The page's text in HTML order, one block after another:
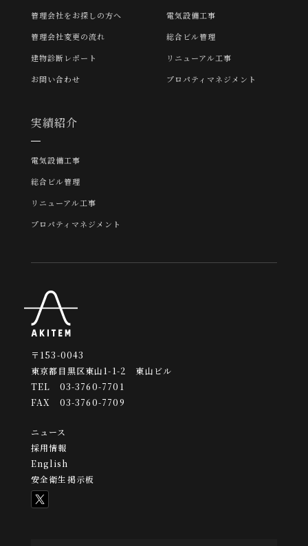
管理会社をお探しの方へ
管理会社変更の流れ
建物診断レポート
お問い合わせ
電気設備工事
総合ビル管理
リニューアル工事
プロパティマネジメント
実績紹介
電気設備工事
総合ビル管理
リニューアル工事
プロパティマネジメント
〒153-0043
東京都目黒区東山1-1-2 東山ビル
TEL 03-3760-7701
FAX 03-3760-7709
ニュース
採用情報
English
安全衛生掲示板